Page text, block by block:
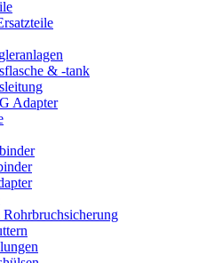
& -tank
Adapter